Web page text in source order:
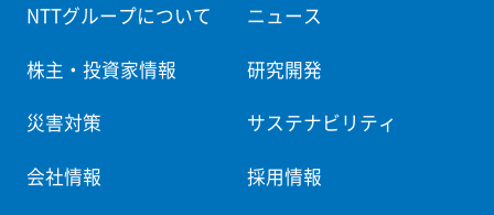
NTTグループについて ニュース
株主・投資家情報 研究開発
災害対策 サステナビリティ
会社情報 採用情報